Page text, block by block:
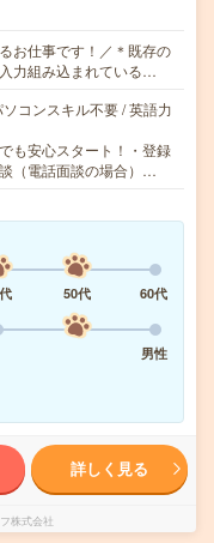
お仕事です！／＊既存の
力組み込まれている…
コンスキル不要 / 英語力
も安心スタート！・登録
（電話面談の場合）…
50代
60代
男性
詳しく見る
株式会社